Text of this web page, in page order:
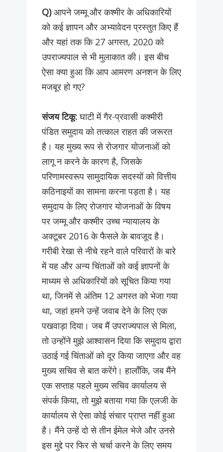
Q)आपने जम्मू और कश्मीर के अधिकारियों
को कई ज्ञापन और अभ्यावेदन प्रस्तुत किए हैं
और यहां तक ​​कि 27 अगस्त, 2020 को
उपराज्यपाल से भी मुलाकात की। इस बीच
ऐसा क्या हुआ कि आप आमरण अनशन के लिए
मजबूर हो गए?
संजय टिकू:घाटी में गैर-प्रवासी कश्मीरी
पंडित समुदाय को तत्काल राहत की जरूरत
है। यह मुख्य रूप से रोजगार योजनाओं को
लागू न करने के कारण है, जिसके
परिणामस्वरूप सामुदायिक सदस्यों को वित्तीय
कठिनाइयों का सामना करना पड़ता है। यह
समुदाय के लिए रोजगार योजनाओं के विषय
पर जम्मू और कश्मीर उच्च न्यायालय के
अक्टूबर 2016 के फैसले के बावजूद है।
गरीबी रेखा से नीचे रहने वाले परिवारों के बारे
में यह और अन्य चिंताओं को कई ज्ञापनों के
माध्यम से अधिकारियों को सूचित किया गया
था, जिनमें से अंतिम 12 अगस्त को भेजा गया
था, जहां हमने उन्हें जवाब देने के लिए एक
पखवाड़ा दिया। जब मैं उपराज्यपाल से मिला,
तो उन्होंने मुझे आश्वासन दिया कि समुदाय द्वारा
उठाई गई चिंताओं को दूर किया जाएगा और वह
मुख्य सचिव से बात करेंगे। हालाँकि, जब मैंने
एक सप्ताह पहले मुख्य सचिव कार्यालय से
संपर्क किया, तो मुझे बताया गया कि एलजी के
कार्यालय से ऐसा कोई संचार प्राप्त नहीं हुआ
है। मैंने उन्हें दो से तीन ईमेल भेजे और उनसे
इस मुद्दे पर फिर से चर्चा करने के लिए समय